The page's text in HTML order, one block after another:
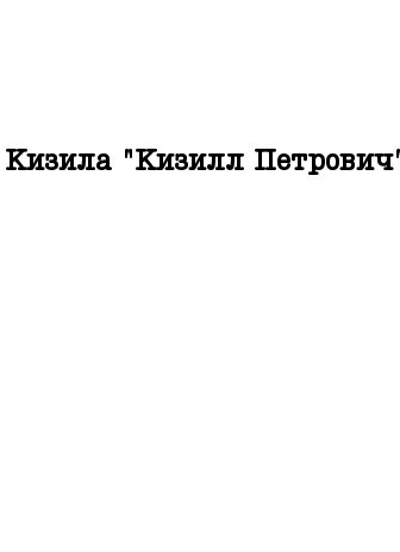
"Кизилл